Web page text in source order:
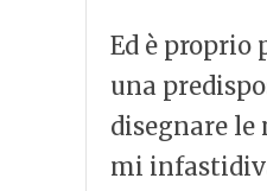
Ed è proprio
una
disegnare le
mi